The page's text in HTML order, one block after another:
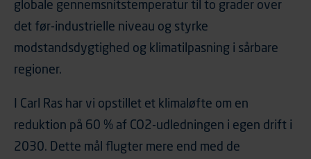
globale gennemsnitstemperatur til to grader over
det før-industrielle niveau og styrke
modstandsdygtighed og klimatilpasning i sårbare
regioner.
I Carl Ras har vi opstillet et klimaløfte om en
reduktion på 60 % af CO2-udledningen i egen drift i
2030. Dette mål flugter mere end med de